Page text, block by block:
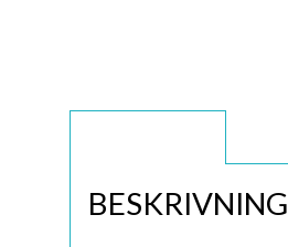
BESKRIVNING